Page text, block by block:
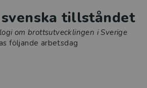
tillståndet
om brottsutvecklingen i Sverige
följande arbetsdag